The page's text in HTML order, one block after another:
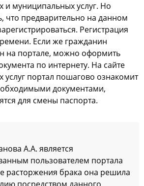
и муниципальных услуг. Но
что предварительно на данном
Регистрация
Если же гражданин
на портале, можно оформить
по интернету. На сайте
услуг портал пошагово ознакомит
документами,
для смены паспорта.
А.А. является
пользователем портала
расторжения брака она решила